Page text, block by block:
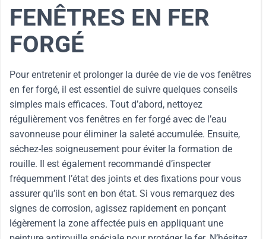
FENÊTRES EN FER
FORGÉ
Pour entretenir et prolonger la durée de vie de vos fenêtres
en fer forgé, il est essentiel de suivre quelques conseils
simples mais efficaces. Tout d’abord, nettoyez
régulièrement vos fenêtres en fer forgé avec de l’eau
savonneuse pour éliminer la saleté accumulée. Ensuite,
séchez-les soigneusement pour éviter la formation de
rouille. Il est également recommandé d’inspecter
fréquemment l’état des joints et des fixations pour vous
assurer qu’ils sont en bon état. Si vous remarquez des
signes de corrosion, agissez rapidement en ponçant
légèrement la zone affectée puis en appliquant une